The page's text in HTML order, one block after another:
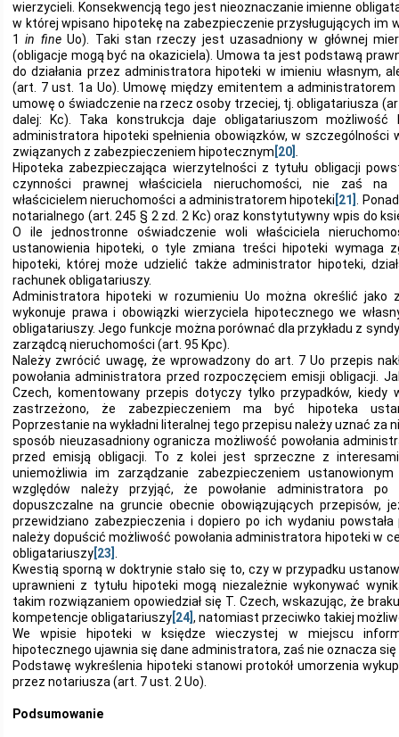
wierzycieli. Konsekwencją tego jest nieoznaczanie imienne
w której wpisano hipotekę na zabezpieczenie przysługujących im
1in fineUo). Taki stan rzeczy jest uzasadniony w głównej
(obligacje mogą być na okaziciela). Umowa ta jest podstawą
do działania przez administratora hipoteki w imieniu własnym,
(art. 7 ust. 1a Uo). Umowę między emitentem a administratorem
umowę o świadczenie na rzecz osoby trzeciej, tj. obligatariusza
dalej: Kc). Taka konstrukcja daje obligatariuszom możliwość
administratora hipoteki spełnienia obowiązków, w szczególności
związanych z zabezpieczeniem hipotecznym [20]
Hipoteka zabezpieczająca wierzytelności z tytułu obligacji
czynności prawnej właściciela nieruchomości, nie zaś na
właścicielem nieruchomości a administratorem hipoteki [21]
.
notarialnego (art. 245 § 2 zd. 2 Kc) oraz konstytutywny wpis do
O ile jednostronne oświadczenie woli właściciela
ustanowienia hipoteki, o tyle zmiana treści hipoteki wymaga
hipoteki, której może udzielić także administrator hipoteki,
rachunek obligatariuszy.
Administratora hipoteki w rozumieniu Uo można określić jako
wykonuje prawa i obowiązki wierzyciela hipotecznego we
obligatariuszy. Jego funkcje można porównać dla przykładu z
zarządcą nieruchomości (art. 95 Kpc).
Należy zwrócić uwagę, że wprowadzony do art. 7 Uo przepis
powołania administratora przed rozpoczęciem emisji obligacji.
Czech, komentowany przepis dotyczy tylko przypadków, kiedy
zastrzeżono, że zabezpieczeniem ma być hipoteka
Poprzestanie na wykładni literalnej tego przepisu należy uznać za
sposób nieuzasadniony ogranicza możliwość powołania
przed emisją obligacji. To z kolei jest sprzeczne z
uniemożliwia im zarządzanie zabezpieczeniem
względów należy przyjąć, że powołanie administratora
dopuszczalne na gruncie obecnie obowiązujących przepisów,
przewidziano zabezpieczenia i dopiero po ich wydaniu
należy dopuścić możliwość powołania administratora hipoteki w
obligatariuszy [23]
Kwestią sporną w doktrynie stało się to, czy w przypadku
uprawnieni z tytułu hipoteki mogą niezależnie wykonywać
takim rozwiązaniem opowiedział się T. Czech, wskazując, że
kompetencje obligatariuszy [24] , natomiast przeciwko takiej
We wpisie hipoteki w księdze wieczystej w miejscu
hipotecznego ujawnia się dane administratora, zaś nie oznacza
Podstawę wykreślenia hipoteki stanowi protokół umorzenia
przez notariusza (art. 7 ust. 2 Uo).
Podsumowanie